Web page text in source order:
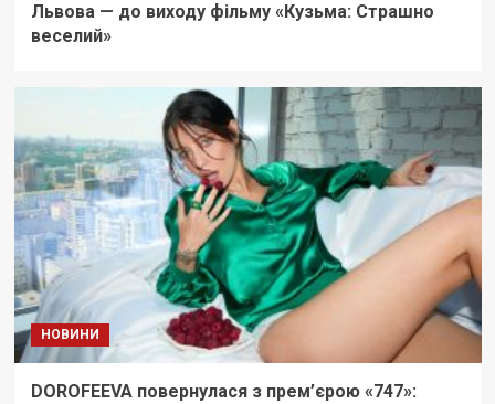
Львова — до виходу фільму «Кузьма: Страшно
веселий»
НОВИНИ
DOROFEEVA повернулася з прем’єрою «747»: